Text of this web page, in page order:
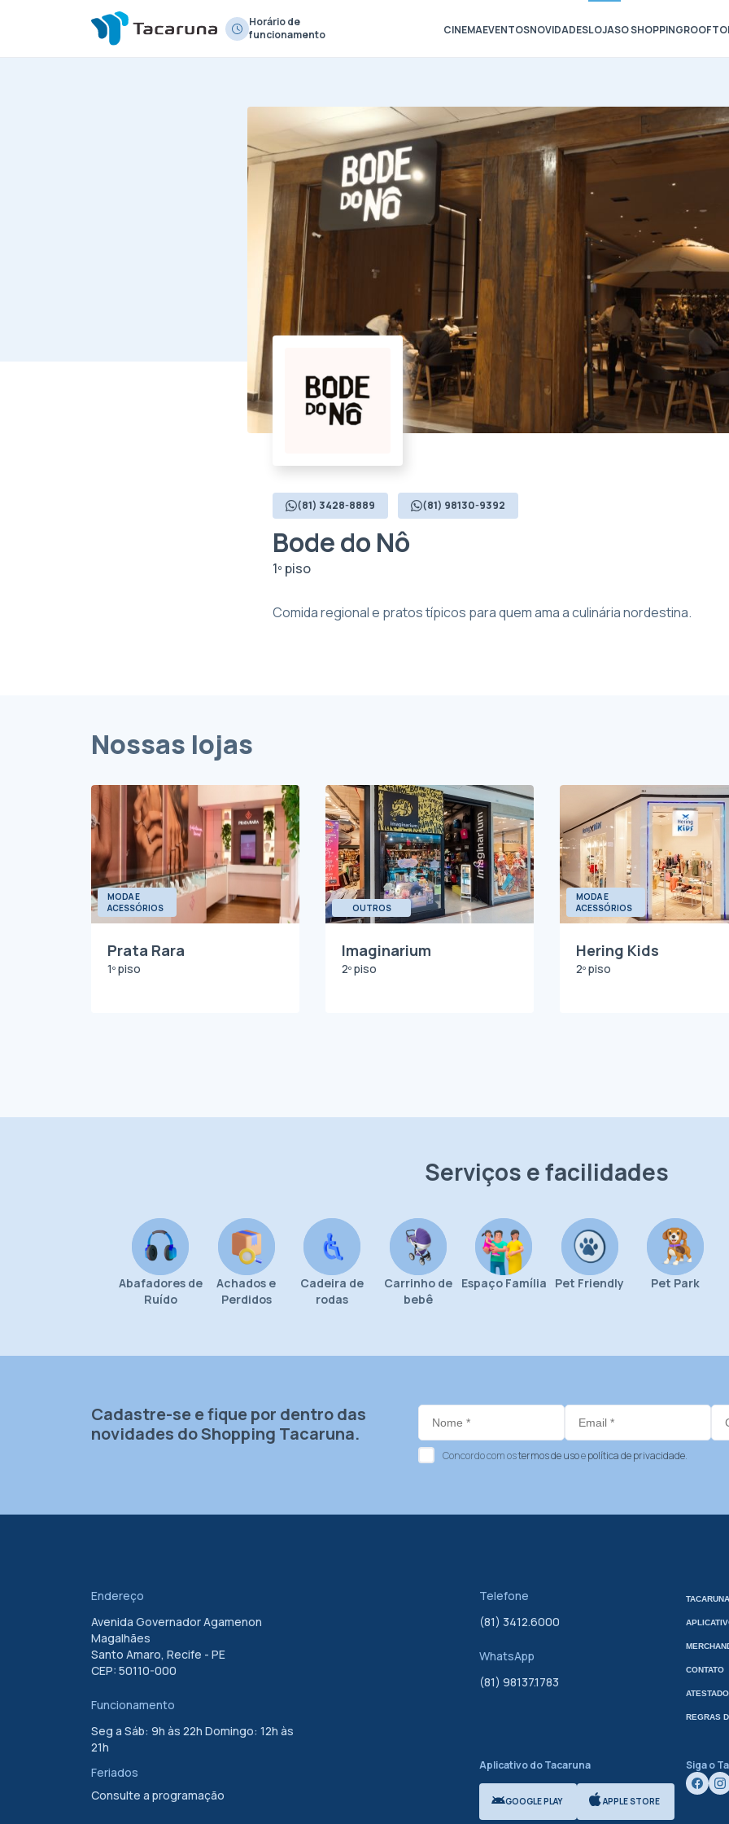
Horário de
funcionamento
CINEMAEVENTOSNOVIDADESLOJASO SHOPPING
(81) 3428-8889 (81) 98130-9392
Bode do Nô
1º piso
Comida regional e pratos típicos para quem ama a culinária nordestina.
Nossas lojas
MODA E
ACESSÓRIOS
Prata Rara
1º piso
OUTROS
Imaginarium
2º piso
MODA E
ACESSÓRIOS
Hering Kids
2º piso
Serviços e facilidades
Abafadores de
Ruído
Achados e
Perdidos
Cadeira de
rodas
Carrinho de
bebê
Espaço Família Pet Friendly Pet Park
Cadastre-se e fique por dentro das
novidades do Shopping Tacaruna.
Concordo com ostermos de usoepolítica de privacidade.
Endereço
Avenida Governador Agamenon
Magalhães
Santo Amaro, Recife - PE
CEP: 50110-000
Funcionamento
Seg a Sáb: 9h às 22h Domingo: 12h às
21h
Feriados
Consulte a programação
Telefone
(81) 3412.6000
WhatsApp
(81) 98137.1783
CONTATO
REGRAS
Aplicativo do Tacaruna
GOOGLE PLAY APPLE STORE
Siga o